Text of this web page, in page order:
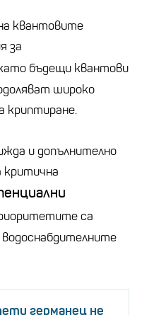
квантовите
за
бъдещи квантови
широко
криптиране.
и допълнително
критична
са
германец не